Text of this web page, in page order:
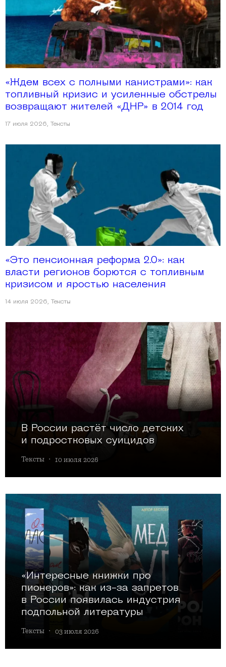
«Ждем всех с полными канистрами»: как
топливный кризис и усиленные обстрелы
возвращают жителей «ДНР» в 2014 год
17 июля 2026, Тексты
«Это пенсионная реформа 2.0»: как
власти регионов борются с топливным
кризисом и яростью населения
14 июля 2026, Тексты
В России растёт число детских
и подростковых суицидов
Тексты · 10 июля 2026
«Интересные книжки про
пионеров»: как из-за запретов
в России появилась индустрия
подпольной литературы
Тексты · 03 июля 2026